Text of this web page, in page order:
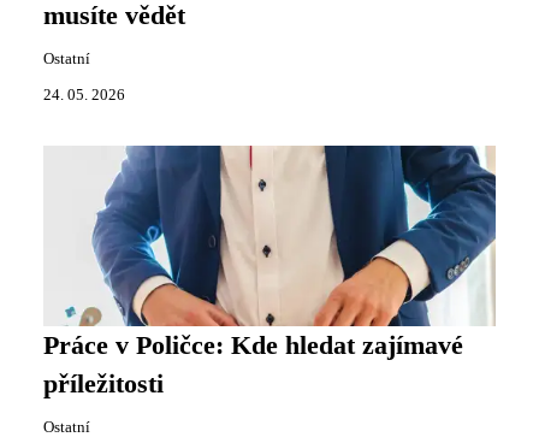
musíte vědět
Ostatní
24. 05. 2026
Práce v Poličce: Kde hledat zajímavé
příležitosti
Ostatní